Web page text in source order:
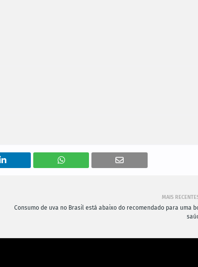
MAIS
Consumo de uva no Brasil está abaixo do recomendado para uma